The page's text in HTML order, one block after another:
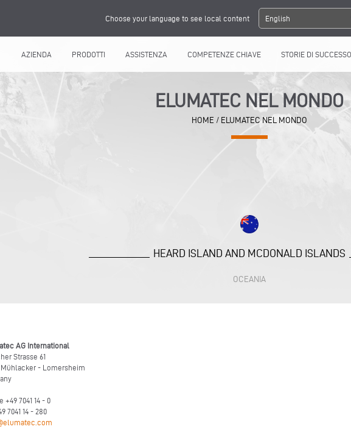
Choose your language to see local content English
AZIENDA PRODOTTI ASSISTENZA COMPETENZE CHIAVE STORIE DI SUCCESSO
ELUMATEC NEL MONDO
HOME / ELUMATEC NEL MONDO
HEARD ISLAND AND MCDONALD ISLANDS
OCEANIA
AG International
Strasse 61
Mühlacker - Lomersheim
+49 7041 14 - 0
7041 14 - 280